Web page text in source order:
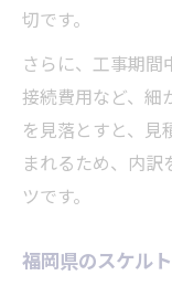
切です。
さらに、工事期
接続費用など、細
を見落とすと、見
まれるため、内
ツです。
福岡県のスケル